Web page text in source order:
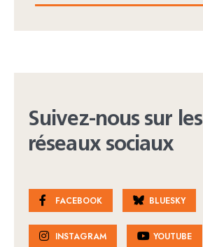
Suivez-nous sur les
réseaux sociaux
FACEBOOK BLUESKY
INSTAGRAM YOUTUBE